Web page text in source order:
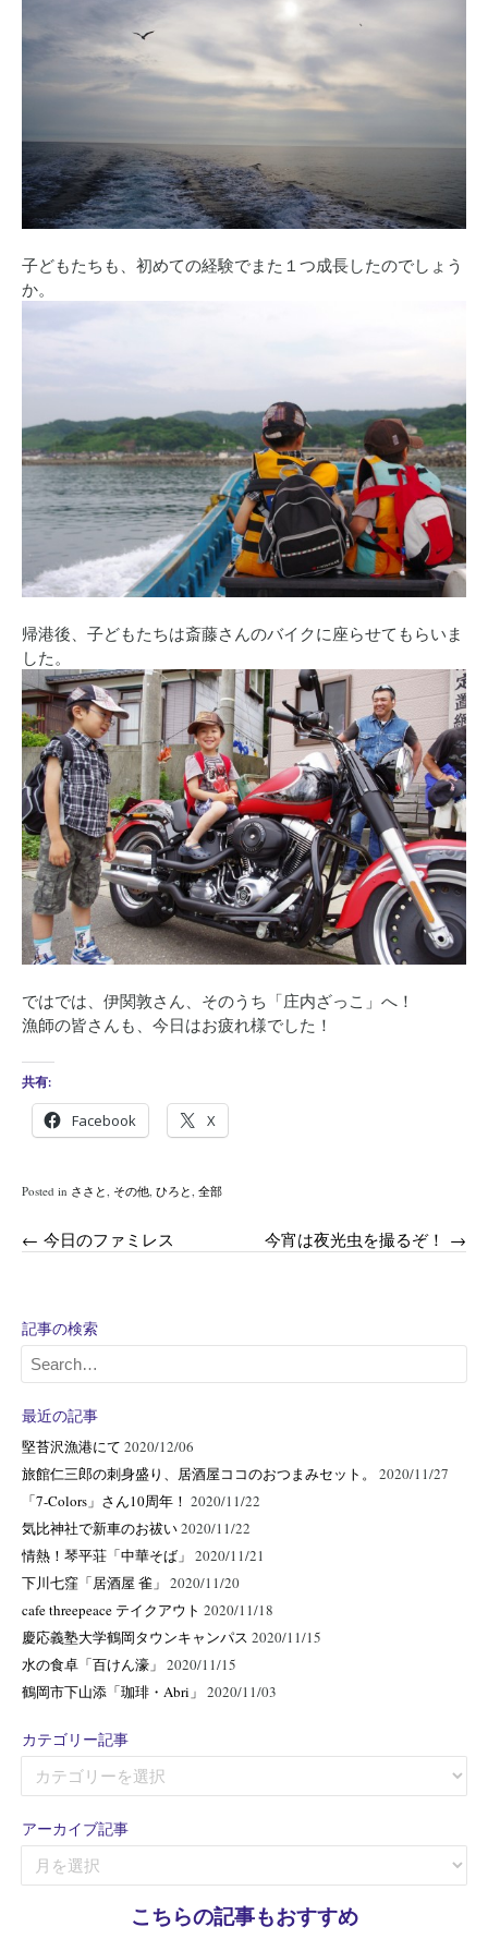
子どもたちも、初めての経験でまた１つ成長したのでしょう
か。
帰港後、子どもたちは斎藤さんのバイクに座らせてもらいま
した。
ではでは、伊関敦さん、そのうち「庄内ざっこ」へ！
漁師の皆さんも、今日はお疲れ様でした！
共有:
Facebook X
Posted in ささと その他 ひろと 全部
Post
← 今日のファミレス 今宵は夜光虫を撮るぞ！ →
記事の検索
最近の記事
堅苔沢漁港にて 2020/12/06
旅館仁三郎の刺身盛り、居酒屋ココのおつまみセット。
2020/11/27
「7-Colors」さん10周年！ 2020/11/22
気比神社で新車のお祓い2020/11/22
情熱！琴平荘「中華そば」 2020/11/21
下川七窪「居酒屋 雀」 2020/11/20
cafe threepeace テイクアウト 2020/11/18
慶応義塾大学鶴岡タウンキャンパス 2020/11/15
水の食卓「百けん濠」 2020/11/15
鶴岡市下山添「珈琲・Abri」 2020/11/03
カテゴリー記事
テ
リ
記
アーカイブ記事
ー
こちらの記事もおすすめ